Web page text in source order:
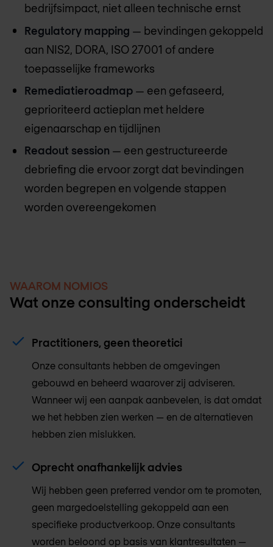
bedrijfsimpact, niet alleen technische ernst
Regulatory mapping — bevindingen gekoppeld
aan NIS2, DORA, ISO 27001 of andere
toepasselijke frameworks
Remediatieroadmap — een gefaseerd,
geprioriteerd actieplan met heldere
eigenaarschap en tijdlijnen
Readout session — een gestructureerde
debriefing die ervoor zorgt dat bevindingen
worden begrepen en volgende stappen
worden overeengekomen
WAAROM NOMIOS
Wat onze consulting onderscheidt
Practitioners, geen theoretici
Onze consultants hebben de omgevingen
gebouwd en beheerd waarover zij adviseren.
Wanneer wij een aanpak aanbevelen, is dat omdat
we het hebben zien werken — en de alternatieven
hebben zien mislukken.
Oprecht onafhankelijk advies
Wij hebben geen preferred vendor om te promoten,
geen margedoelstelling gekoppeld aan een
specifieke productverkoop. Onze consultants
worden beloond op basis van klantresultaten —